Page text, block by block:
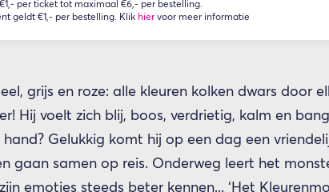
per ticket tot maximaal €6,- per bestelling.
geldt €1,- per bestelling. Klik hier voor meer informatie
grijs en roze: alle kleuren kolken dwars door
Hij voelt zich blij, boos, verdrietig, kalm en
Gelukkig komt hij op een dag een
gaan samen op reis. Onderweg leert het
emoties steeds beter kennen... ‘Het